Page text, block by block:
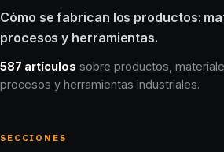
Cómo se fabrican los productos:
procesos y herramientas.
587 artículos sobre productos,
procesos y herramientas industriales.
SECCIONES